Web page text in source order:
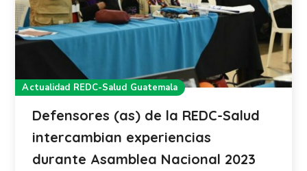
Actualidad REDC-Salud Guatemala
Defensores (as) de la REDC-Salud
intercambian experiencias
durante Asamblea Nacional 2023